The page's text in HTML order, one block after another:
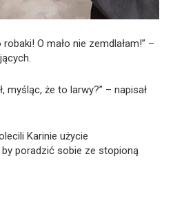
O mało nie zemdlałam!” –
myśląc, że to larwy?” – napisał
Karinie użycie
poradzić sobie ze stopioną